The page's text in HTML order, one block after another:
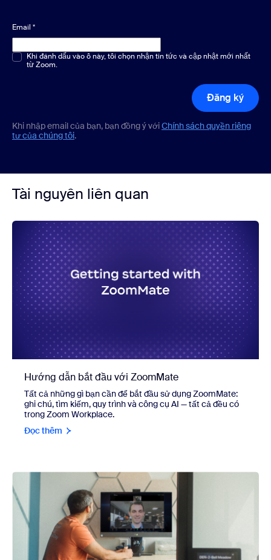
Email *
Chọn một hoặc nhiều phương án*
Khi đánh dấu vào ô này, tôi chọn nhận tin tức và cập nhật mới nhất
từ Zoom.
Đăng ký
Khi nhập email của bạn, bạn đồng ý vớiChính sách quyền riêng
tư của chúng tôi.
Tài nguyên liên quan
Hướng dẫn bắt đầu với ZoomMate
Tất cả những gì bạn cần để bắt đầu sử dụng ZoomMate:
ghi chú, tìm kiếm, quy trình và công cụ AI — tất cả đều có
trong Zoom Workplace.
Đọc thêm